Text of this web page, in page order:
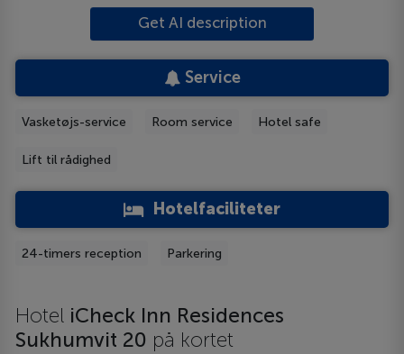
Get AI description
Service
Vasketøjs-service Room service Hotel safe
Lift til rådighed
Hotelfaciliteter
24-timers reception Parkering
Hotel iCheck Inn Residences
Sukhumvit 20 på kortet